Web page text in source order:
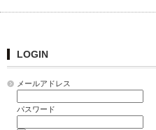
LOGIN
メールアドレス
パスワード